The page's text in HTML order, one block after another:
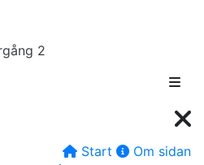
2
Start
Om sidan